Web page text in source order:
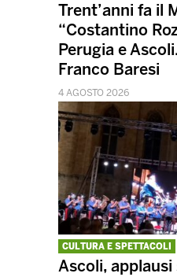
Trent’anni fa il
“Costantino
Perugia e
Franco Baresi
4 AGOSTO 2026
CULTURA E SPETTACOLI
Ascoli,